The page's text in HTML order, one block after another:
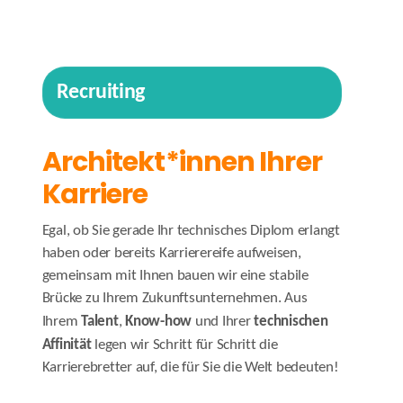
Recruiting
Architekt*innen Ihrer
Karriere
Egal, ob Sie gerade Ihr technisches Diplom erlangt
haben oder bereits Karrierereife aufweisen,
gemeinsam mit Ihnen bauen wir eine stabile
Brücke zu Ihrem Zukunftsunternehmen. Aus
IhremTalent, Know-how und Ihrertechnischen
Affinitätlegen wir Schritt für Schritt die
Karrierebretter auf,die für Sie die Welt bedeuten!